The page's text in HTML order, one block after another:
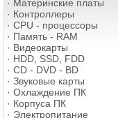
· Материнские платы
· Контроллеры
· CPU - процессоры
· Память - RAM
· Видеокарты
· HDD, SSD, FDD
· CD - DVD - BD
· Звуковые карты
· Охлаждение ПК
· Корпуса ПК
· Электропитание